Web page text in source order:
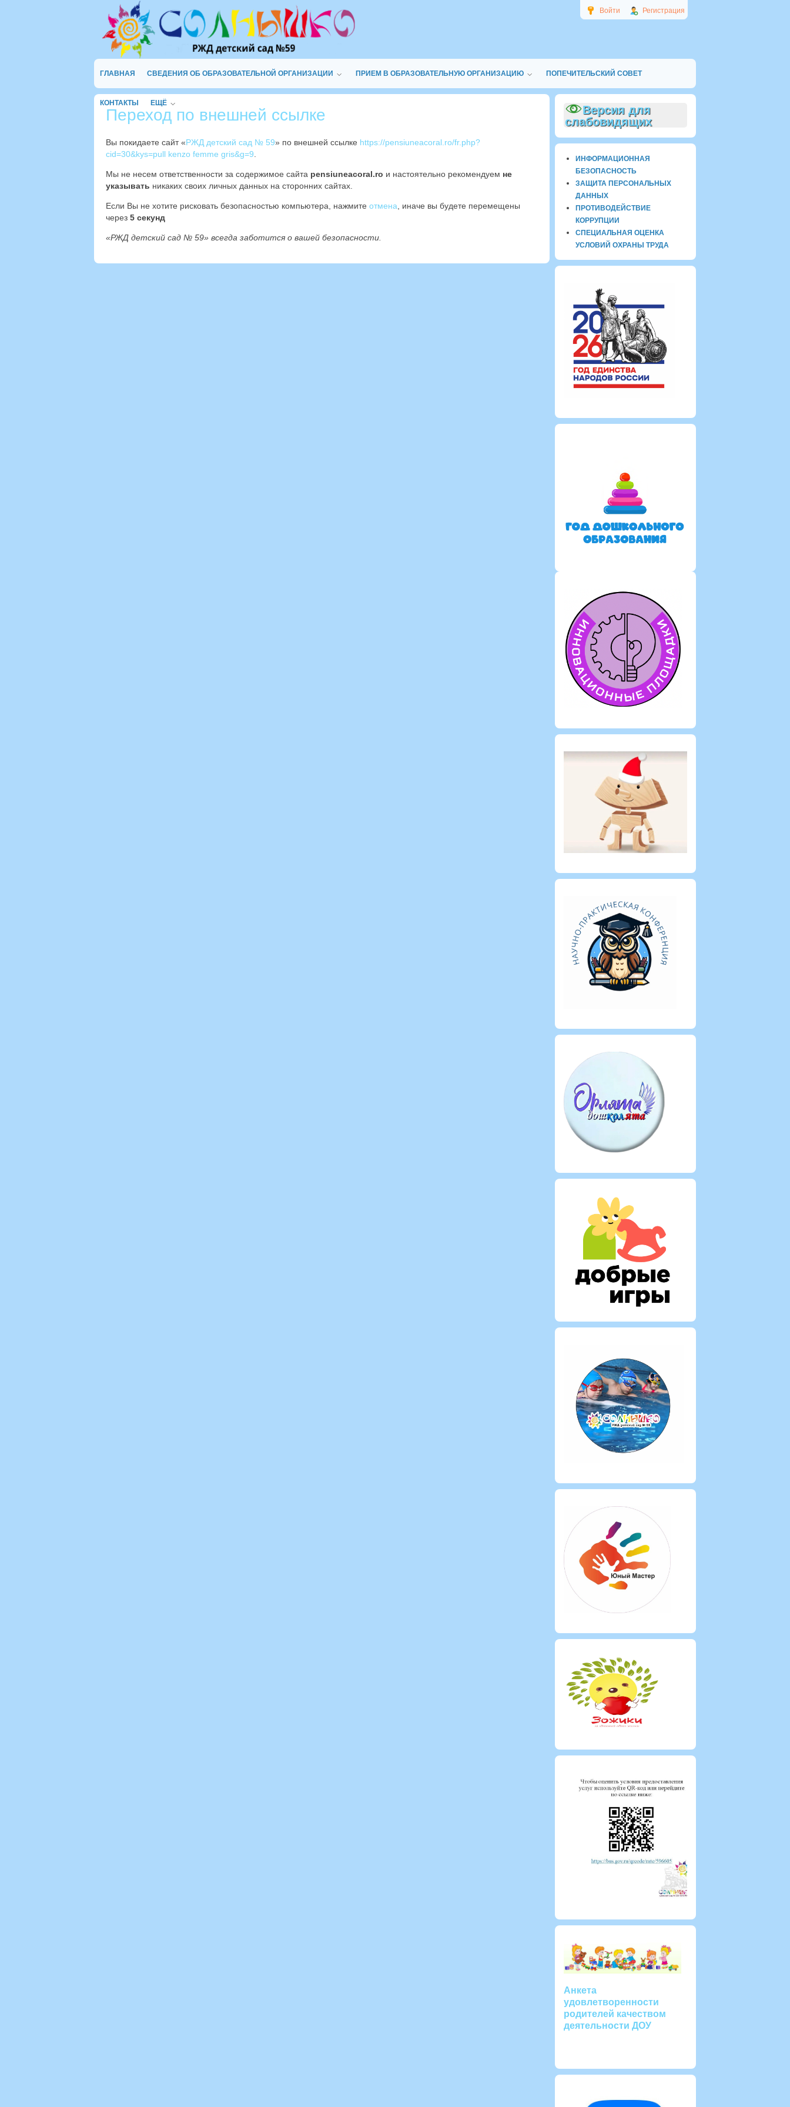
Войти Регистрация
ГЛАВНАЯ СВЕДЕНИЯ ОБ ОБРАЗОВАТЕЛЬНОЙ ОРГАНИЗАЦИИ ПРИЕМ В ОБРАЗОВАТЕЛЬНУЮ ОРГАНИЗАЦИЮ ПОПЕЧИТЕЛЬСКИЙ СОВЕТ
КОНТАКТЫ ЕЩЁ
Переход по внешней ссылке
Вы покидаете сайт «РЖД детский сад № 59» по внешней ссылке https://pensiuneacoral.ro/fr.php?
cid=30&kys=pull kenzo femme gris&g=9
Мы не несем ответственности за содержимое сайта pensiuneacoral.ro и настоятельно рекомендуем не
указывать никаких своих личных данных на сторонних сайтах.
Если Вы не хотите рисковать безопасностью компьютера, нажмите отмена , иначе вы будете перемещены
через 4 секунд
«РЖД детский сад № 59» всегда заботится о вашей безопасности.
Версия для
слабовидящих
ИНФОРМАЦИОННАЯ
БЕЗОПАСНОСТЬ
ЗАЩИТА ПЕРСОНАЛЬНЫХ
ДАННЫХ
ПРОТИВОДЕЙСТВИЕ
КОРРУПЦИИ
СПЕЦИАЛЬНАЯ ОЦЕНКА
УСЛОВИЙ ОХРАНЫ ТРУДА
Анкета
удовлетворенности
родителей качеством
деятельности ДОУ